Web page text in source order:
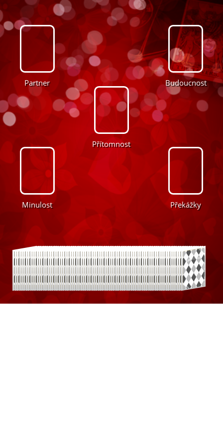
Partner
Minulost
Přítomnost
Budoucnost
Překážky